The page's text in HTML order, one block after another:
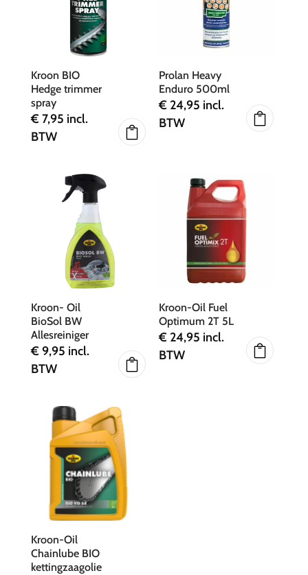
Kroon BIO
Hedge trimmer
spray
€ 7,95 incl.
BTW
Prolan Heavy
Enduro 500ml
€ 24,95 incl.
BTW
Kroon- Oil
BioSol BW
Allesreiniger
€ 9,95 incl.
BTW
Kroon-Oil Fuel
Optimum 2T 5L
€ 24,95 incl.
BTW
Kroon-Oil
Chainlube BIO
kettingzaagolie